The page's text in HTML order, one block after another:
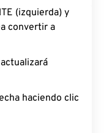
(izquierda) y
convertir a
haciendo clic